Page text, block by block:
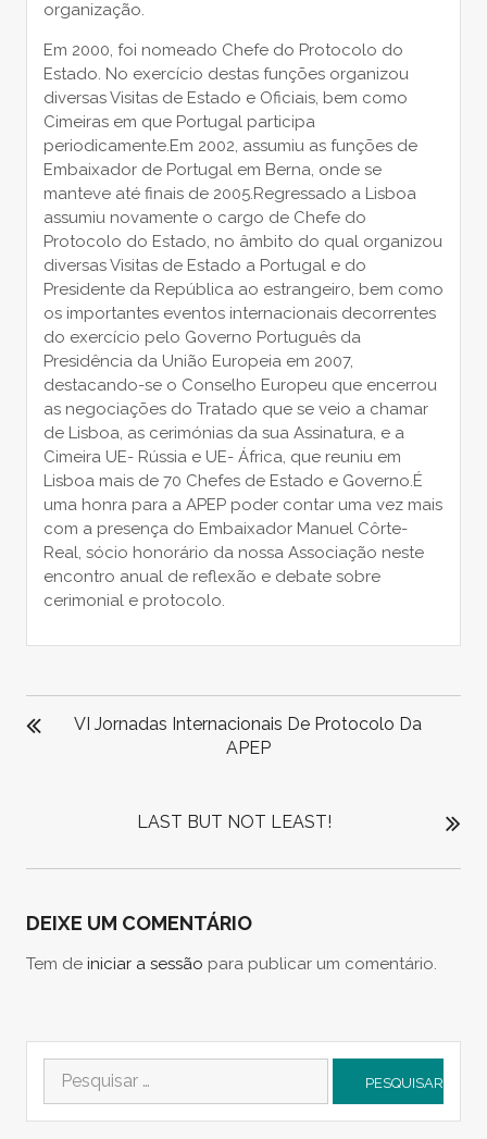
organização.
Em 2000, foi nomeado Chefe do Protocolo do
Estado. No exercício destas funções organizou
diversas Visitas de Estado e Oficiais, bem como
Cimeiras em que Portugal participa
periodicamente.Em 2002, assumiu as funções de
Embaixador de Portugal em Berna, onde se
manteve até finais de 2005.Regressado a Lisboa
assumiu novamente o cargo de Chefe do
Protocolo do Estado, no âmbito do qual organizou
diversas Visitas de Estado a Portugal e do
Presidente da República ao estrangeiro, bem como
os importantes eventos internacionais decorrentes
do exercício pelo Governo Português da
Presidência da União Europeia em 2007,
destacando-se o Conselho Europeu que encerrou
as negociações do Tratado que se veio a chamar
de Lisboa, as cerimónias da sua Assinatura, e a
Cimeira UE- Rússia e UE- África, que reuniu em
Lisboa mais de 70 Chefes de Estado e Governo.É
uma honra para a APEP poder contar uma vez mais
com a presença do Embaixador Manuel Côrte-
Real, sócio honorário da nossa Associação neste
encontro anual de reflexão e debate sobre
cerimonial e protocolo.
NAVEGAÇÃO
DE
VI Jornadas Internacionais De Protocolo Da
APEP
LAST BUT NOT LEAST!
DEIXE UM COMENTÁRIO
Tem de iniciar a sessão para publicar um comentário.
por: